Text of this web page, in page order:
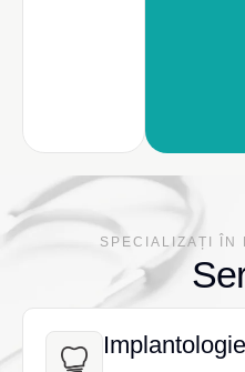
SPECIALIZAȚI ÎN
Implantologie
Implantologie